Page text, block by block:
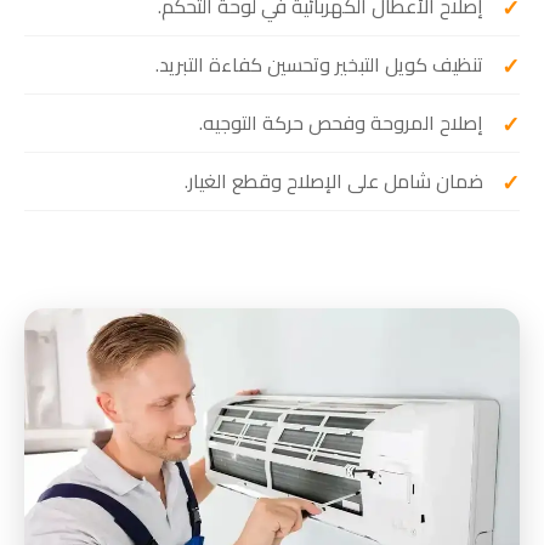
تنظيف كويل التبخير وتحسين كفاءة التبريد.
إصلاح المروحة وفحص حركة التوجيه.
ضمان شامل على الإصلاح وقطع الغيار.